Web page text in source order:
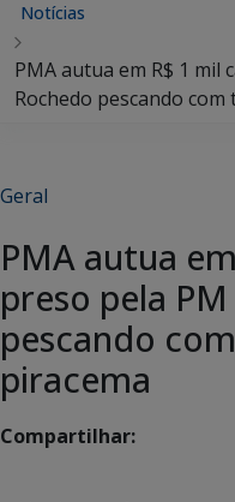
Notícias
PMA autua em R$ 1 mil
Rochedo pescando
Geral
PMA autua
preso pela
pescando
piracema
Compartilhar: